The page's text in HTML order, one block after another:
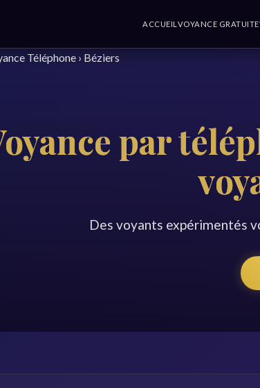
ACCUEIL VOYANCE GRATUITE
Téléphone › Béziers
par
Des voyants expérimentés